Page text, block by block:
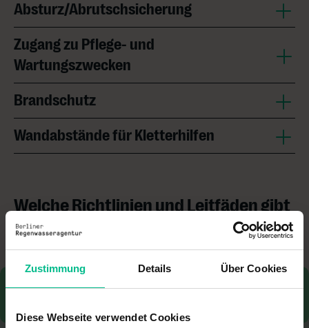
Zustimmung Details Über Cookies
Diese Webseite verwendet Cookies
Absturz/Abrutschsicherung
Zugang zu Pflege- und
Wartungszwecken
Brandschutz
Wandabstände für Kletterhilfen
Welche Richtlinien und Leitfäden gibt
es?
FLL-Fassadenbegrünungs-Richtlinien